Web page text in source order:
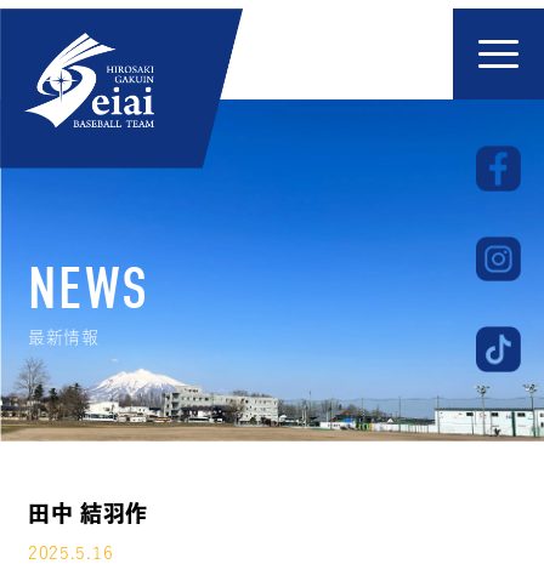
NEWS
最新情報
田中 結羽作
2025.5.16